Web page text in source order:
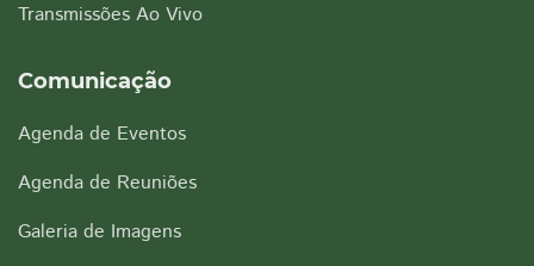
Transmissões Ao Vivo
Comunicação
Agenda de Eventos
Agenda de Reuniões
Galeria de Imagens